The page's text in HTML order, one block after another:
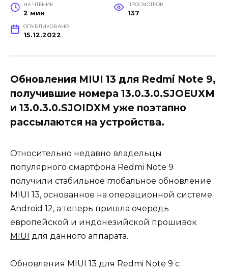
НА ЧТЕНИЕ
2 мин
ПРОСМОТРОВ
137
ОПУБЛИКОВАНО
15.12.2022
Обновления MIUI 13 для Redmi Note 9,
получившие номера 13.0.3.0.SJOEUXM
и 13.0.3.0.SJOIDXM уже поэтапно
рассылаются на устройства.
Относительно недавно владельцы
популярного смартфона Redmi Note 9
получили стабильное глобальное обновление
MIUI 13, основанное на операционной системе
Android 12, а теперь пришла очередь
европейской и индонезийской прошивок
MIUI для данного аппарата.
Обновления MIUI 13 для Redmi Note 9 с